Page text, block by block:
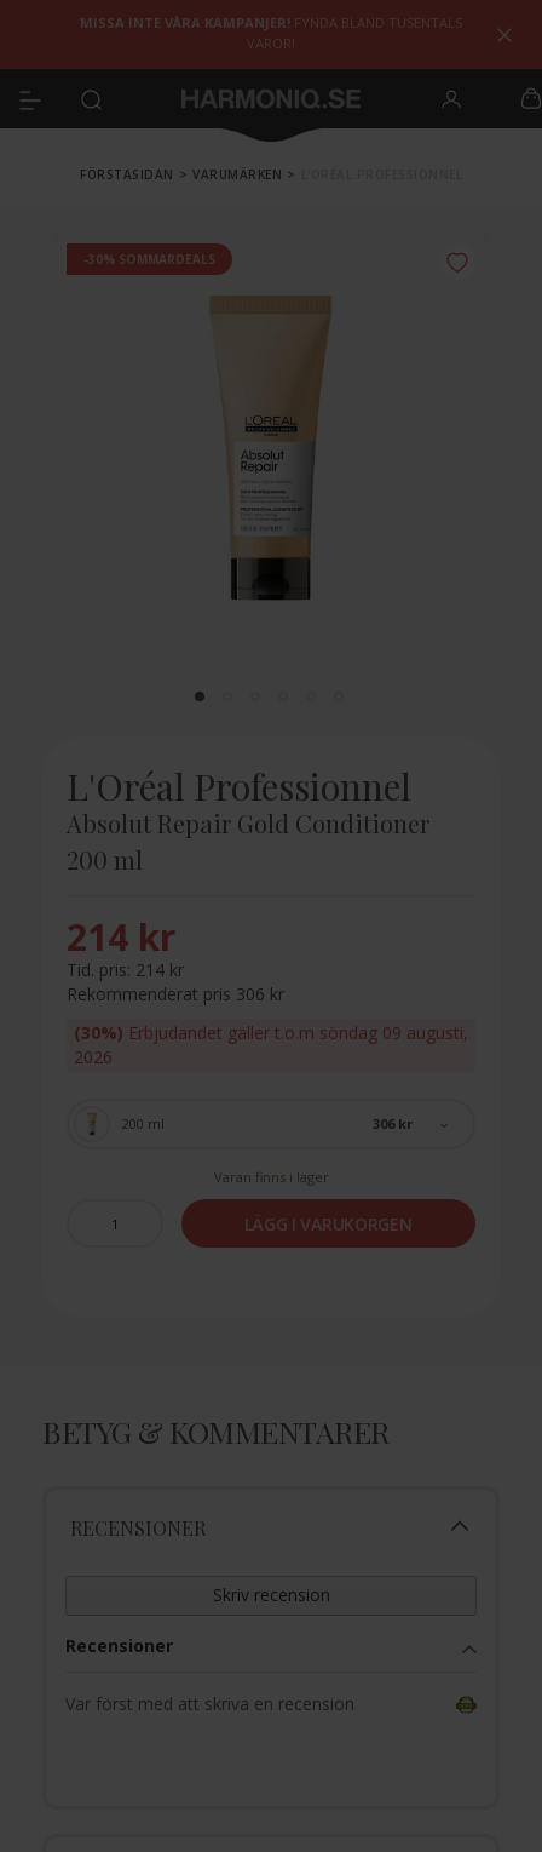
MISSA INTE VÅRA KAMPANJER! FYNDA BLAND TUSENTALS
VAROR!
FÖRSTASIDAN > VARUMÄRKEN >
-30% SOMMARDEALS
L'Oréal Professionnel
Absolut Repair Gold Conditioner
200 ml
214 kr
Tid. pris: 214 kr
Rekommenderat pris 306 kr
(30%) Erbjudandet gäller t.o.m söndag 09 augusti,
2026
306 kr
200 ml
Varan finns i lager
LÄGG I VARUKORGEN
BETYG & KOMMENTARER
RECENSIONER
Skriv recension
Recensioner
Var först med att skriva en recension